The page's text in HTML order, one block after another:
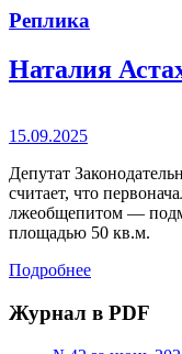
Реплика
Наталия
15.09.2025
Депутат
считает, что
лжеобщепитом —
площадью 50 кв.м.
Подробнее
Журнал в PDF